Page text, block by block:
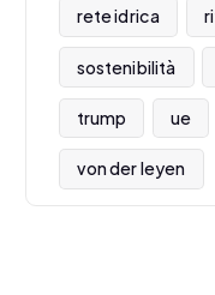
rete idrica
sostenibilità
trump ue
von der leyen